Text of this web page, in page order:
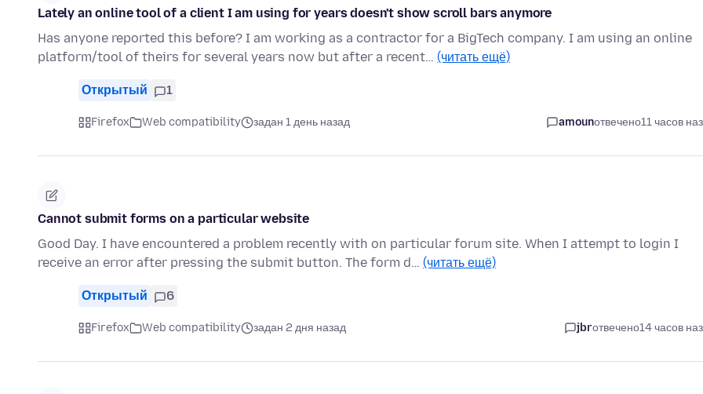
Lately an online tool of a client I am using for years doesn't show scroll bars anymore
Has anyone reported this before? I am working as a contractor for a BigTech company. I am using an online
platform/tool of theirs for several years now but after a recent… (читать ещё)
Открытый 1
Firefox Web compatibility задан 1 день назад amounотвечено11 часов
Cannot submit forms on a particular website
Good Day. I have encountered a problem recently with on particular forum site. When I attempt to login I
receive an error after pressing the submit button. The form d… (читать ещё)
Открытый 6
Firefox Web compatibility задан 2 дня назад jbrотвечено14 часов